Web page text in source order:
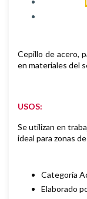
Cepillo de acero,
en materiales del
USOS:
Se utilizan en
ideal para zonas
Categoría
Elaborado